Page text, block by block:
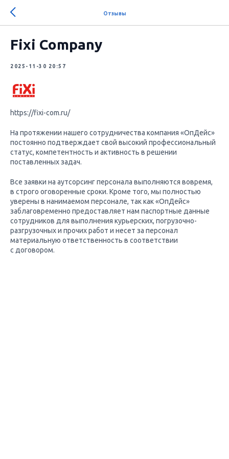
Отзывы
Fixi Company
2025-11-30 20:57
https://fixi-com.ru/
На протяжении нашего сотрудничества компания «ОпДейс»
постоянно подтверждает свой высокий профессиональный
статус, компетентность и активность в решении
поставленных задач.
Все заявки на аутсорсинг персонала выполняются вовремя,
в строго оговоренные сроки. Кроме того, мы полностью
уверены в нанимаемом персонале, так как «ОпДейс»
заблаговременно предоставляет нам паспортные данные
сотрудников для выполнения курьерских, погрузочно-
разгрузочных и прочих работ и несет за персонал
материальную ответственность в соответствии
с договором.